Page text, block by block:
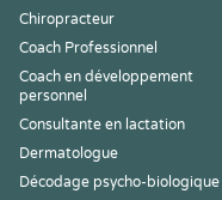
Chiropracteur
Coach Professionnel
Coach en développement
personnel
Consultante en lactation
Dermatologue
Décodage psycho-biologique